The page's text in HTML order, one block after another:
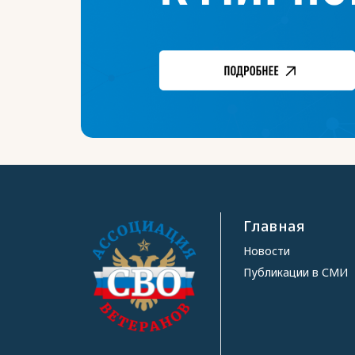
Главная
Новости
Публикации в СМИ